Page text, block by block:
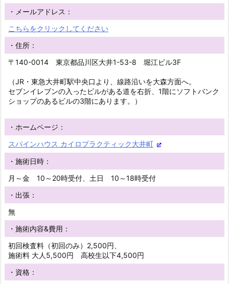
・メールアドレス：
こちらをクリックしてください
・住所：
〒140-0014 東京都品川区大井1-53-8 堀江ビル3F
（JR・東急大井町駅中央口より、線路沿いを大森方面へ。
セブンイレブンの入ったビルがある道を右折、1階にソフトバンク
ショップのあるビルの3階にあります。）
・ホームページ：
スパインハウス カイロプラクティック大井町
・施術日時：
月～金 10～20時受付、土日 10～18時受付
・出張：
無
・施術内容&費用：
初回検査料（初回のみ）2,500円、
施術料 大人5,500円 高校生以下4,500円
・資格：